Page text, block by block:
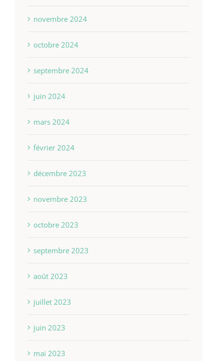
novembre 2024
octobre 2024
septembre 2024
juin 2024
mars 2024
février 2024
décembre 2023
novembre 2023
octobre 2023
septembre 2023
août 2023
juillet 2023
juin 2023
mai 2023